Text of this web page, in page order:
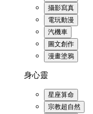
攝影寫真
電玩動漫
汽機車
圖文創作
漫畫塗鴉
身心靈
星座算命
宗教超自然